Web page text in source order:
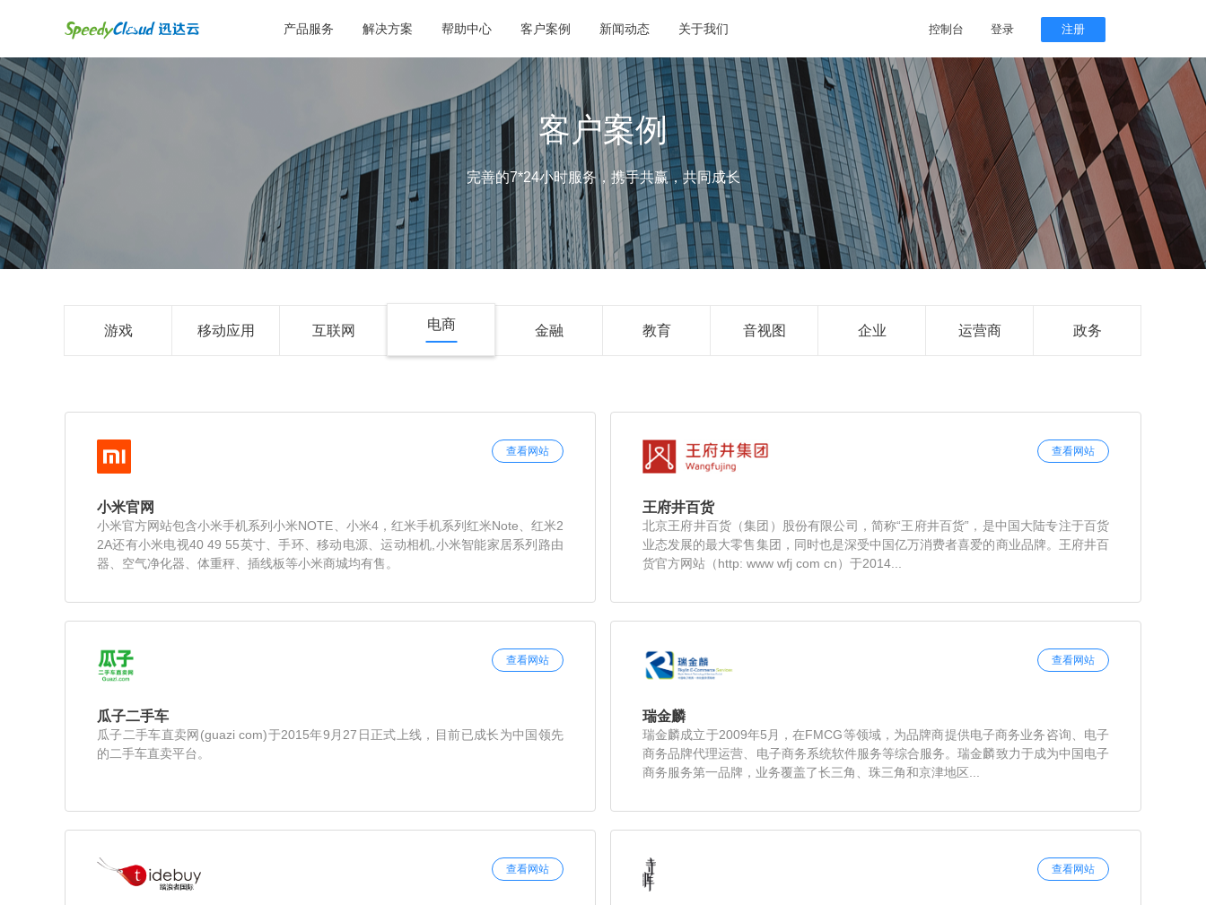
产品服务 解决方案 帮助中心 客户案例 新闻动态 关于我们 控制台 登录 注册
客户案例
完善的7*24小时服务，携手共赢，共同成长
游戏 移动应用 互联网 电商 金融 教育 音视图 企业 运营商 政务
查看网站
小米官网
小米官方网站包含小米手机系列小米NOTE、小米4，红米手机系列红米Note、红米2
2A还有小米电视40 49 55英寸、手环、移动电源、运动相机,小米智能家居系列路由
器、空气净化器、体重秤、插线板等小米商城均有售。
查看网站
王府井百货
北京王府井百货（集团）股份有限公司，简称“王府井百货”，是中国大陆专注于百货
业态发展的最大零售集团，同时也是深受中国亿万消费者喜爱的商业品牌。王府井百
货官方网站（http: www wfj com cn）于2014...
查看网站
瓜子二手车
瓜子二手车直卖网(guazi com)于2015年9月27日正式上线，目前已成长为中国领先
的二手车直卖平台。
查看网站
瑞金麟
瑞金麟成立于2009年5月，在FMCG等领域，为品牌商提供电子商务业务咨询、电子
商务品牌代理运营、电子商务系统软件服务等综合服务。瑞金麟致力于成为中国电子
商务服务第一品牌，业务覆盖了长三角、珠三角和京津地区...
查看网站 查看网站